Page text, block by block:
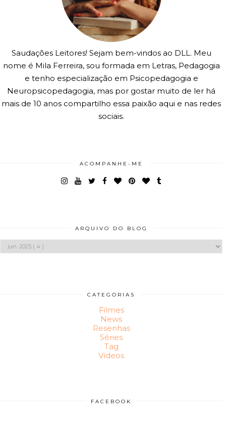
Saudações Leitores! Sejam bem-vindos ao DLL. Meu
nome é Mila Ferreira, sou formada em Letras, Pedagogia
e tenho especialização em Psicopedagogia e
Neuropsicopedagogia, mas por gostar muito de ler há
mais de 10 anos compartilho essa paixão aqui e nas redes
sociais.
ACOMPANHE-ME
ARQUIVO DO BLOG
CATEGORIAS
Filmes
News
Resenhas
Séries
Tag
Vídeos
FACEBOOK